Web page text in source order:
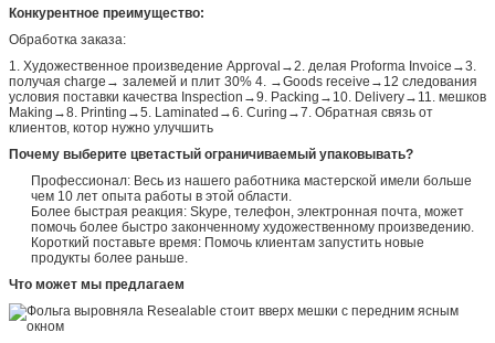
Конкурентное преимущество:
Обработка заказа:
1. Художественное произведение Approval→2. делая Proforma Invoice→3.
получая charge→ залемей и плит 30% 4. →Goods receive→12 следования
условия поставки качества Inspection→9. Packing→10. Delivery→11. мешков
Making→8. Printing→5. Laminated→6. Curing→7. Обратная связь от
клиентов, котор нужно улучшить
Почему выберите цветастый ограничиваемый упаковывать?
Профессионал: Весь из нашего работника мастерской имели больше
чем 10 лет опыта работы в этой области.
Более быстрая реакция: Skype, телефон, электронная почта, может
помочь более быстро законченному художественному произведению.
Короткий поставьте время: Помочь клиентам запустить новые
продукты более раньше.
Что может мы предлагаем